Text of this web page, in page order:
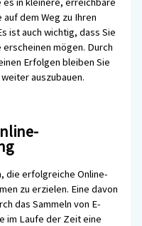
dem Weg zu Ihren
ist auch wichtig, dass Sie
mögen. Durch
Erfolgen bleiben Sie
auszubauen.
die erfolgreiche Online-
zu erzielen. Eine davon
das Sammeln von E-
im Laufe der Zeit eine